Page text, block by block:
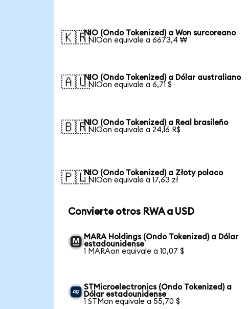
🇰🇷NIO (Ondo Tokenized) a Won surcoreano
1 NIOon equivale a 6673,4 ₩
🇦🇺NIO (Ondo Tokenized) a Dólar australiano
1 NIOon equivale a 6,71 $
🇧🇷NIO (Ondo Tokenized) a Real brasileño
1 NIOon equivale a 24,16 R$
🇵🇱NIO (Ondo Tokenized) a Złoty polaco
1 NIOon equivale a 17,63 zł
Convierte otros RWA a USD
MARA Holdings (Ondo Tokenized) a Dólar
estadounidense
1 MARAon equivale a 10,07 $
STMicroelectronics (Ondo Tokenized) a
Dólar estadounidense
1 STMon equivale a 55,70 $